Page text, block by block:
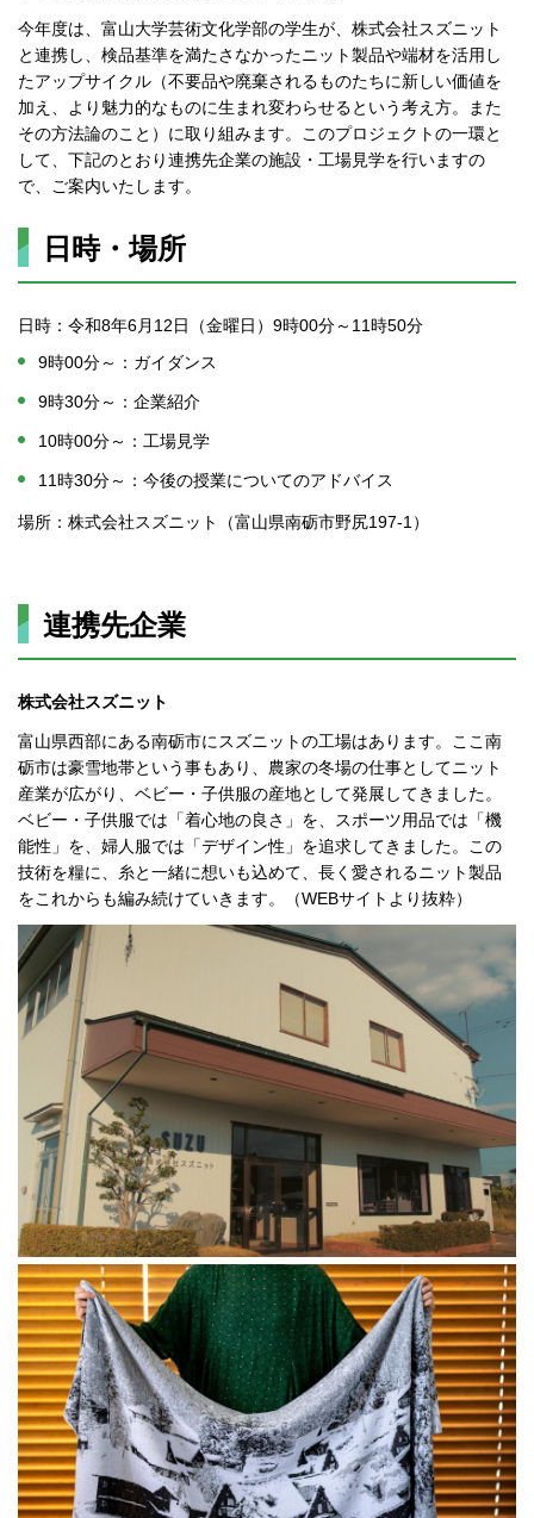
今年度は、富山大学芸術文化学部の学生が、株式会社スズニット
と連携し、検品基準を満たさなかったニット製品や端材を活用し
たアップサイクル（不要品や廃棄されるものたちに新しい価値を
加え、より魅力的なものに生まれ変わらせるという考え方。また
その方法論のこと）に取り組みます。このプロジェクトの一環と
して、下記のとおり連携先企業の施設・工場見学を行いますの
で、ご案内いたします。
日時・場所
日時：令和8年6月12日（金曜日）9時00分～11時50分
9時00分～：ガイダンス
9時30分～：企業紹介
10時00分～：工場見学
11時30分～：今後の授業についてのアドバイス
場所：株式会社スズニット（富山県南砺市野尻197-1）
連携先企業
株式会社スズニット
富山県西部にある南砺市にスズニットの工場はあります。ここ南
砺市は豪雪地帯という事もあり、農家の冬場の仕事としてニット
産業が広がり、ベビー・子供服の産地として発展してきました。
ベビー・子供服では「着心地の良さ」を、スポーツ用品では「機
能性」を、婦人服では「デザイン性」を追求してきました。この
技術を糧に、糸と一緒に想いも込めて、長く愛されるニット製品
をこれからも編み続けていきます。（WEBサイトより抜粋）